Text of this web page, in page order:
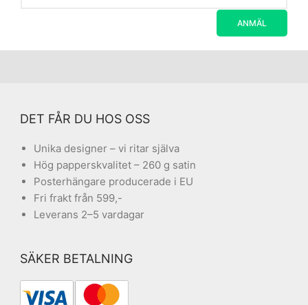
DET FÅR DU HOS OSS
Unika designer – vi ritar själva
Hög papperskvalitet – 260 g satin
Posterhängare producerade i EU
Fri frakt från 599,-
Leverans 2–5 vardagar
SÄKER BETALNING